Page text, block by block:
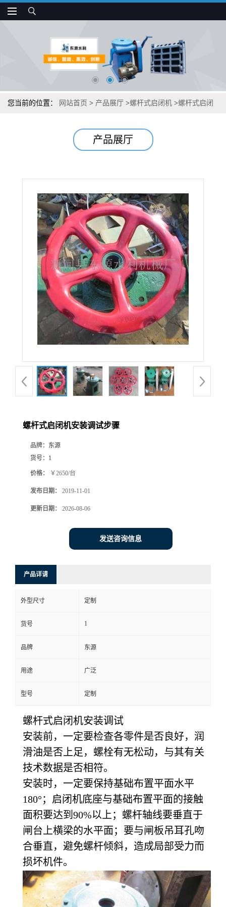
您当前的位置： 网站首页 > 产品展厅 >螺杆式启闭机 >螺杆式启闭
产品展厅
螺杆式启闭机安装调试步骤
品牌： 东源
货号： 1
价格： ￥2650/台
发布日期： 2019-11-01
更新日期： 2026-08-06
发送咨询信息
产品详请
外型尺寸 定制
货号 1
品牌 东源
用途 广泛
型号 定制
螺杆式启闭机安装调试
安装前，一定要检查各零件是否良好，润
滑油是否上足，螺栓有无松动，与其有关
技术数据是否相符。
安装时，一定要保持基础布置平面水平
180°；启闭机底座与基础布置平面的接触
面积要达到90%以上；螺杆轴线要垂直于
闸台上横梁的水平面；要与闸板吊耳孔吻
合垂直，避免螺杆倾斜，造成局部受力而
损坏机件。